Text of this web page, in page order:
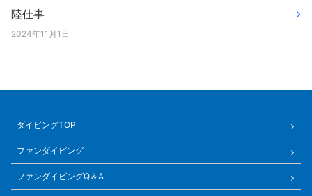
陸仕事
2024年11月1日
ダイビングTOP
ファンダイビング
ファンダイビングQ＆A